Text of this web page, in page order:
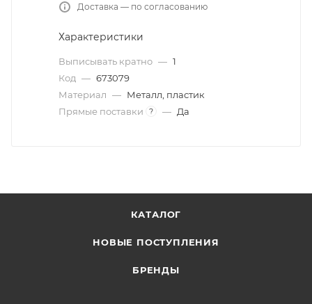
Доставка — по согласованию
Характеристики
Выписывать кратно — 1
Код — 673079
Материал — Металл, пластик
Прямые поставки
? — Да
КАТАЛОГ
НОВЫЕ ПОСТУПЛЕНИЯ
БРЕНДЫ